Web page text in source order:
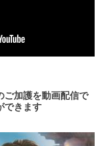
ご加護を動画配信で
できます